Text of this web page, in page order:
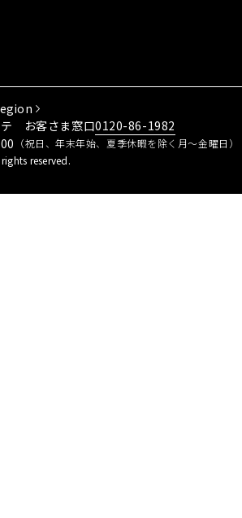
テ お客さま窓口0120-86-1982
（祝日、年末年始、夏季休暇を除く月～金曜日）
reserved.